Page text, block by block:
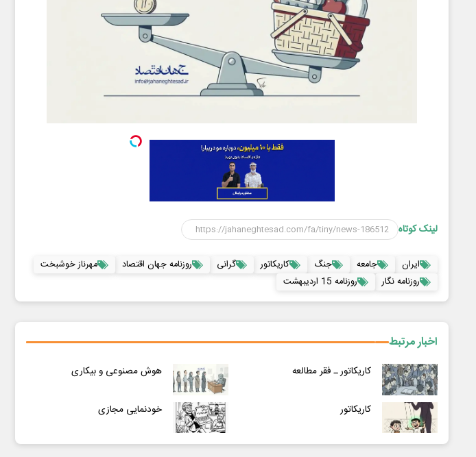
لینک کوتاه
ایران جامعه جنگ کاریکاتور گرانی روزنامه جهان اقتصاد
مهرناز خوشبخت
روزنامه نگار
روزنامه 15 اردیبهشت
اخبار مرتبط
کاریکاتور ـ فقر مطالعه هوش مصنوعی و بیکاری
کاریکاتور خودنمایی مجازی